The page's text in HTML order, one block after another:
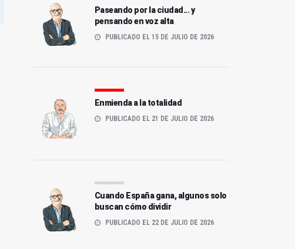
Paseando por la ciudad... y
pensando en voz alta
PUBLICADO EL 15 DE JULIO DE 2026
Enmienda a la totalidad
PUBLICADO EL 21 DE JULIO DE 2026
Cuando España gana, algunos solo
buscan cómo dividir
PUBLICADO EL 22 DE JULIO DE 2026